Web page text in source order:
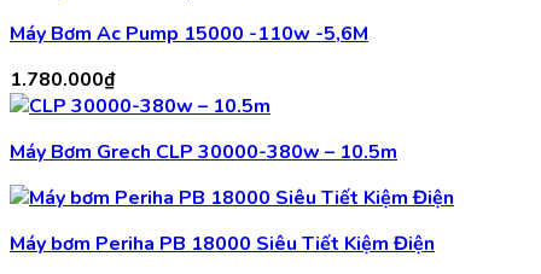
Máy Bơm Ac Pump 15000 -110w -5,6M
1.780.000₫
Máy Bơm Grech CLP 30000-380w – 10.5m
Máy bơm Periha PB 18000 Siêu Tiết Kiệm Điện